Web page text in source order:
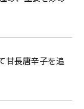
甘長唐辛子を追